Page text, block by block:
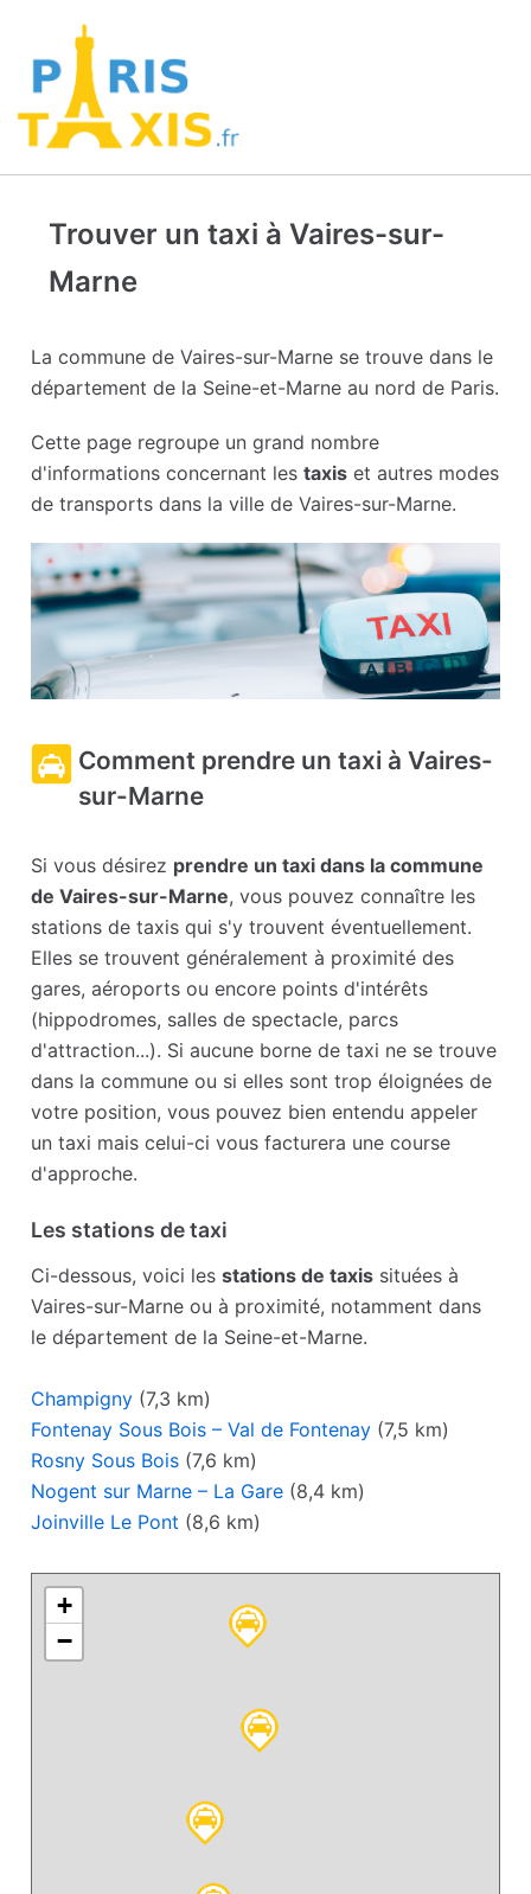
Trouver un taxi à Vaires-sur-
Marne
La commune de Vaires-sur-Marne se trouve dans le
département de la Seine-et-Marne au nord de Paris.
Cette page regroupe un grand nombre
d'informations concernant lestaxis et autres modes
de transports dans la ville de Vaires-sur-Marne.
Comment prendre un taxi à Vaires-
sur-Marne
Si vous désirez prendre un taxi dans la commune
de Vaires-sur-Marne, vous pouvez connaître les
stations de taxis qui s'y trouvent éventuellement.
Elles se trouvent généralement à proximité des
gares, aéroports ou encore points d'intérêts
(hippodromes, salles de spectacle, parcs
d'attraction...). Si aucune borne de taxi ne se trouve
dans la commune ou si elles sont trop éloignées de
votre position, vous pouvez bien entendu appeler
un taxi mais celui-ci vous facturera une course
d'approche.
Les stations de taxi
Ci-dessous, voici lesstations de taxis situées à
Vaires-sur-Marne ou à proximité, notamment dans
le département de la Seine-et-Marne.
Champigny (7,3 km)
Fontenay Sous Bois – Val de Fontenay (7,5 km)
Rosny Sous Bois (7,6 km)
Nogent sur Marne – La Gare (8,4 km)
Joinville Le Pont (8,6 km)
+
−